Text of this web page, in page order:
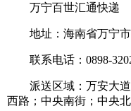
万宁百世汇通快递
地址：海南省万宁市
联系电话：0898-
派送区域：万安大道
西路；中央南街；中央